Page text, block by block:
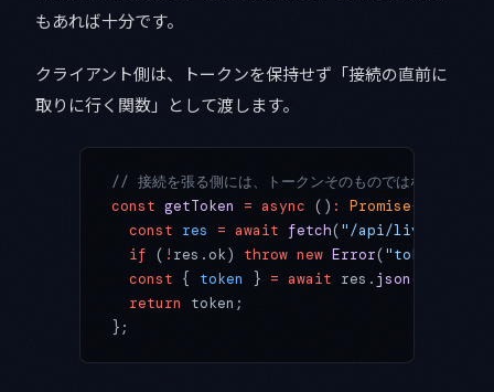
もあれば十分です。
クライアント側は、トークンを保持せず「接続の直前に
取りに行く関数」として渡します。
// 接続を張る側には、トークンそのものではなく「取得
const getToken = async () : Promise<
  const
res = await fetch("/api/live/token"
  if
( ! res.ok) throw new Error("token
  const
{ token } = await res. json();
  return
token;
};